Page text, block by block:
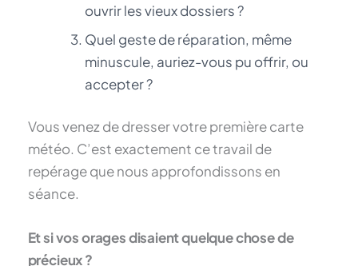
ouvrir les vieux dossiers ?
Quel geste de réparation, même
minuscule, auriez-vous pu offrir, ou
accepter ?
Vous venez de dresser votre première carte
météo. C’est exactement ce travail de
repérage que nous approfondissons en
séance.
Et si vos orages disaient quelque chose de
précieux ?